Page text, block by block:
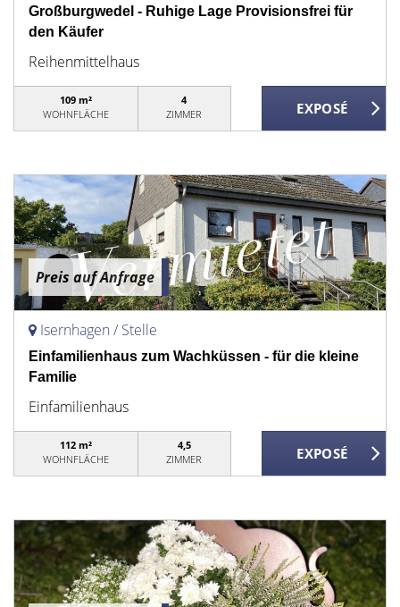
Großburgwedel - Ruhige Lage Provisionsfrei für
den Käufer
Reihenmittelhaus
109 m²
WOHNFLÄCHE
4
ZIMMER
Preis auf Anfrage
Isernhagen / Stelle
Einfamilienhaus zum Wachküssen - für die kleine
Familie
Einfamilienhaus
112 m²
WOHNFLÄCHE
4,5
ZIMMER